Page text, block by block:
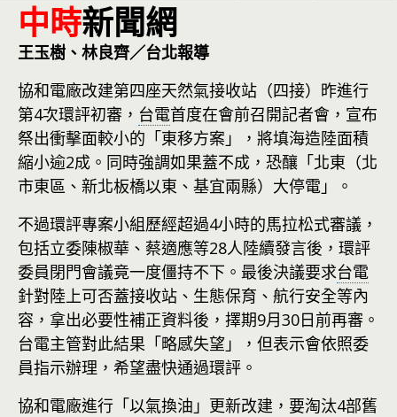
中時新聞網
王玉樹、林良齊／台北報導
協和電廠改建第四座天然氣接收站（四接）昨進行
第4次環評初審， 台電首度在會前召開記者會，宣布
祭出衝擊面較小的「東移方案」，將填海造陸面積
縮小逾2成。同時強調如果蓋不成，恐釀「北東（北
市東區、新北板橋以東、基宜兩縣）大停電」。
不過環評專案小組歷經超過4小時的馬拉松式審議，
包括立委陳椒華、蔡適應等28人陸續發言後，環評
委員閉門會議竟一度僵持不下。最後決議要求台電
針對陸上可否蓋接收站、生態保育、航行安全等內
容，拿出必要性補正資料後，擇期9月30日前再審。
台電主管對此結果「略感失望」，但表示會依照委
員指示辦理，希望盡快通過環評。
協和電廠進行「以氣換油」更新改建，要淘汰4部舊